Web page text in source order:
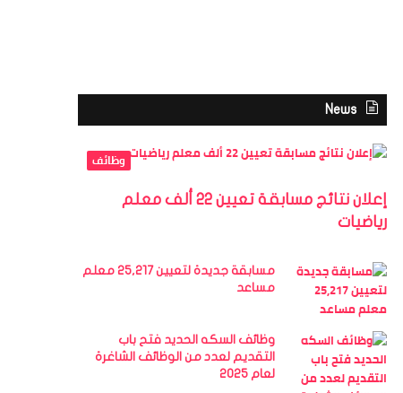
News
وظائف
إعلان نتائج مسابقة تعيين 22 ألف معلم
رياضيات
مسابقة جديدة لتعيين 25,217 معلم
مساعد
وظائف السكه الحديد فتح باب
التقديم لعدد من الوظائف الشاغرة
لعام 2025